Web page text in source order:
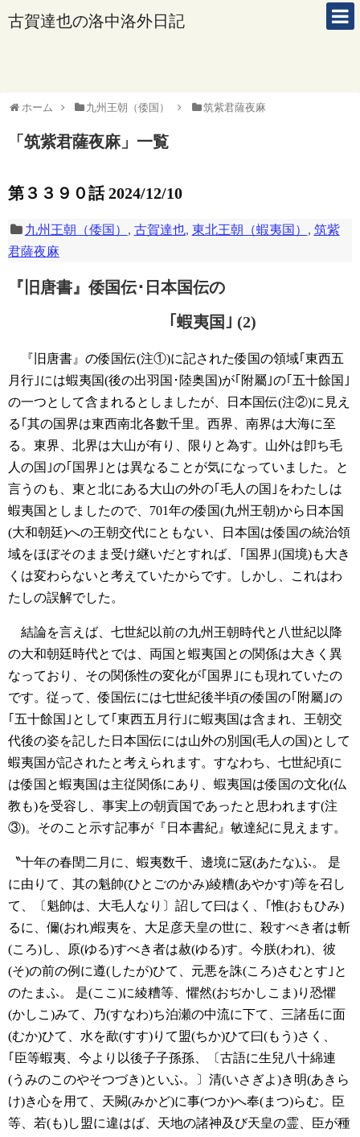
古賀達也の洛中洛外日記
ホーム 九州王朝（倭国） 筑紫君薩夜麻
「 筑紫君薩夜麻」 一覧
第３３９０話 2024/12/10
九州王朝（倭国） , 古賀達也, 東北王朝（蝦夷国） , 筑紫
君薩夜麻
『旧唐書』倭国伝･日本国伝の
｢蝦夷国｣ (2)
『旧唐書』の倭国伝(注①)に記された倭国の領域｢東西五
月行｣には蝦夷国(後の出羽国･陸奥国)が｢附屬｣の｢五十餘国｣
の一つとして含まれるとしましたが、日本国伝(注②)に見え
る｢其の国界は東西南北各數千里。西界、南界は大海に至
る。東界、北界は大山が有り、限りと為す。山外は卽ち毛
人の国｣の｢国界｣とは異なることが気になっていました。と
言うのも、東と北にある大山の外の｢毛人の国｣をわたしは
蝦夷国としましたので、701年の倭国(九州王朝)から日本国
(大和朝廷)への王朝交代にともない、日本国は倭国の統治領
域をほぼそのまま受け継いだとすれば、｢国界｣(国境)も大き
くは変わらないと考えていたからです。しかし、これはわ
たしの誤解でした。
結論を言えば、七世紀以前の九州王朝時代と八世紀以降
の大和朝廷時代とでは、両国と蝦夷国との関係は大きく異
なっており、その関係性の変化が｢国界｣にも現れていたの
です。従って、倭国伝には七世紀後半頃の倭国の｢附屬｣の
｢五十餘国｣として｢東西五月行｣に蝦夷国は含まれ、王朝交
代後の姿を記した日本国伝には山外の別国(毛人の国)として
蝦夷国が記されたと考えられます。すなわち、七世紀頃に
は倭国と蝦夷国は主従関係にあり、蝦夷国は倭国の文化(仏
教も)を受容し、事実上の朝貢国であったと思われます(注
③)。そのこと示す記事が『日本書紀』敏達紀に見えます。
〝十年の春閏二月に、蝦夷数千、邊境に冦(あたな)ふ。
是
に由りて、其の魁帥(ひとごのかみ)綾糟(あやかす)等を召し
て、〔魁帥は、大毛人なり〕詔して曰はく、｢惟(おもひみ)
るに、儞(おれ)蝦夷を、大足彦天皇の世に、殺すべき者は斬
(ころ)し、原(ゆる)すべき者は赦(ゆる)す。今朕(われ)、彼
(そ)の前の例に遵(したが)ひて、元悪を誅(ころ)さむとす｣と
のたまふ。
是(ここ)に綾糟等、懼然(おぢかしこま)り恐懼
(かしこ)みて、乃(すなわ)ち泊瀬の中流に下て、三諸岳に面
(むか)ひて、水を歃(すす)りて盟(ちか)ひて曰(もう)さく、
｢臣等蝦夷、今より以後子子孫孫、〔古語に生兒八十綿連
(うみのこのやそつづき)といふ。〕清(いさぎよ)き明(あきら
け)き心を用て、天闕(みかど)に事(つか)へ奉(まつ)らむ。臣
等、若(も)し盟に違はば、天地の諸神及び天皇の霊、臣が種